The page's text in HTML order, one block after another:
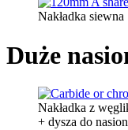
Nakładka
Duże
Nakładka z
+ dysza do